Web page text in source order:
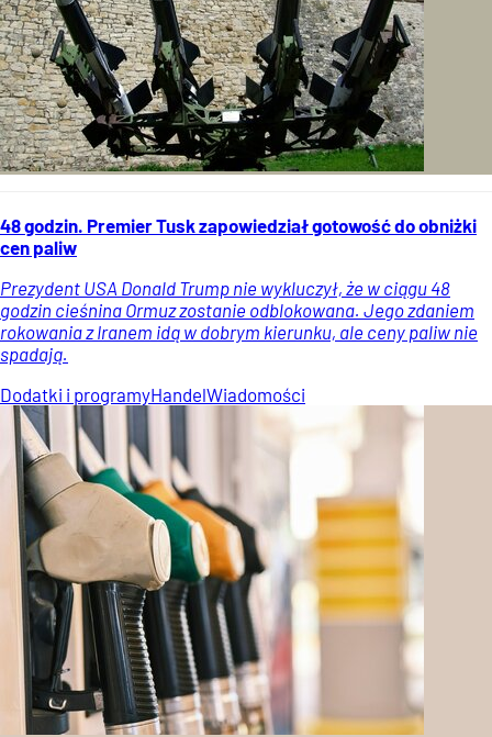
48 godzin. Premier Tusk zapowiedział gotowość do obniżki
cen paliw
Prezydent USA Donald Trump nie wykluczył, że w ciągu 48
godzin cieśnina Ormuz zostanie odblokowana. Jego zdaniem
rokowania z Iranem idą w dobrym kierunku, ale ceny paliw nie
spadają.
Dodatki i programyHandelWiadomości